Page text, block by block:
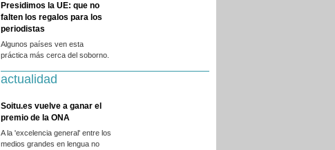
Presidimos la UE: que no
falten los regalos para los
periodistas
Algunos países ven esta
práctica más cerca del soborno.
actualidad
Soitu.es vuelve a ganar el
premio de la ONA
A la 'excelencia general' entre los
medios grandes en lengua no